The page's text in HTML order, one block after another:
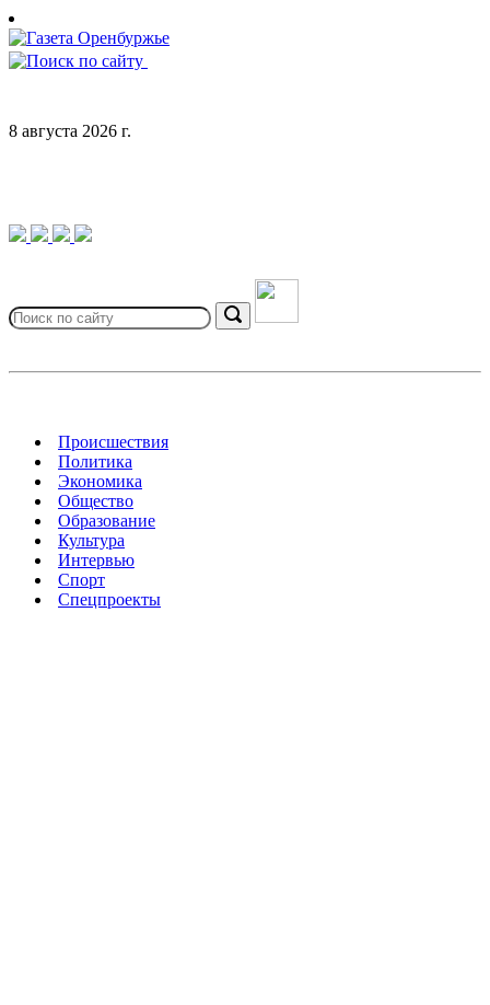
Skip
to
content
8 августа 2026 г.
for:
Search
Происшествия
Политика
Экономика
Общество
Образование
Культура
Интервью
Спорт
Спецпроекты